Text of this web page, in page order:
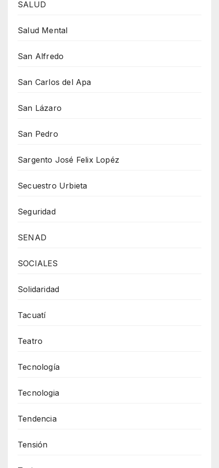
SALUD
Salud Mental
San Alfredo
San Carlos del Apa
San Lázaro
San Pedro
Sargento José Felix Lopéz
Secuestro Urbieta
Seguridad
SENAD
SOCIALES
Solidaridad
Tacuatí
Teatro
Tecnología
Tecnologia
Tendencia
Tensión